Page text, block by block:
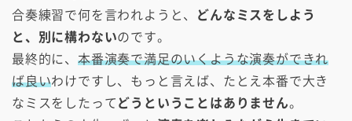
合奏練習で何を言われようと、
どんなミスをしよう
と、別に構わないのです。
最終的に、 本番演奏で満足のいくような演奏ができれ
ば良いわけですし、もっと言えば、たとえ本番で大き
なミスをしたって どうということはありません。